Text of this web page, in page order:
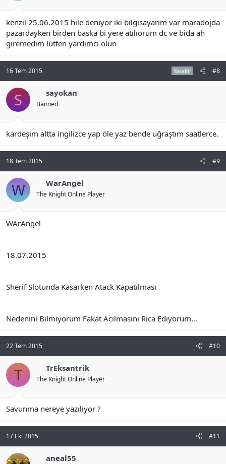
kenzil 25.06.2015 hile deniyor iki bilgisayarım var maradojda
pazardayken birden baska bi yere atılıorum dc ve bida ah
giremedım lütfen yardımcı olun
16 Tem 2015 Yasaklı #8
S sayokan
Banned
kardeşim altta ingilizce yap öle yaz bende uğraştım saatlerce.
18 Tem 2015 #9
W WarAngel
The Knight Online Player
WArAngel
18.07.2015
Sherif Slotunda Kasarken Atack Kapatılması
Nedenini Bilmiyorum Fakat Acılmasını Rica Ediyorum...
22 Tem 2015 #10
T TrEksantrik
The Knight Online Player
Savunma nereye yazılıyor ?
17 Eki 2015 #11
aneal55